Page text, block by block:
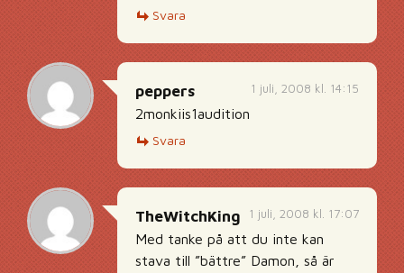
Svara
1 juli, 2008 kl. 14:15
peppers
2monkiis1audition
Svara
1 juli, 2008 kl. 17:07
TheWitchKing
Med tanke på att du inte kan
stava till ”bättre” Damon, så är